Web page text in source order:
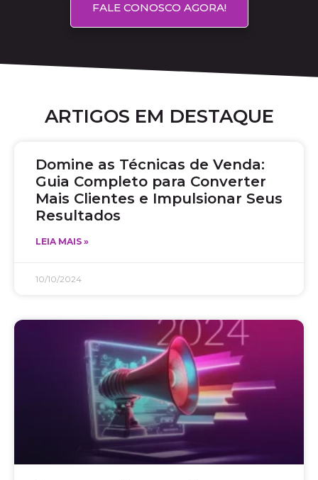
FALE CONOSCO AGORA!
ARTIGOS EM DESTAQUE
Domine as Técnicas de Venda:
Guia Completo para Converter
Mais Clientes e Impulsionar Seus
Resultados
LEIA MAIS »
10/10/2024